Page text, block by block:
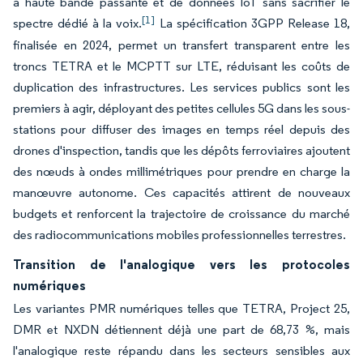
spectre dédié à la voix.[1] La spécification 3GPP Release 18,
finalisée en 2024, permet un transfert transparent entre les
troncs TETRA et le MCPTT sur LTE, réduisant les coûts de
duplication des infrastructures. Les services publics sont les
premiers à agir, déployant des petites cellules 5G dans les sous-
stations pour diffuser des images en temps réel depuis des
drones d'inspection, tandis que les dépôts ferroviaires ajoutent
des nœuds à ondes millimétriques pour prendre en charge la
manœuvre autonome. Ces capacités attirent de nouveaux
budgets et renforcent la trajectoire de croissance du marché
des radiocommunications mobiles professionnelles terrestres.
Transition de l'analogique vers les protocoles
numériques
Les variantes PMR numériques telles que TETRA, Project 25,
DMR et NXDN détiennent déjà une part de 68,73 %, mais
l'analogique reste répandu dans les secteurs sensibles aux